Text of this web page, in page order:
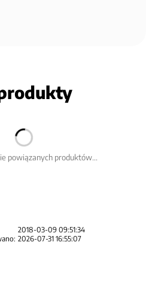
powiązanych produktów...
2018-03-09 09:51:34
2026-07-31 16:55:07